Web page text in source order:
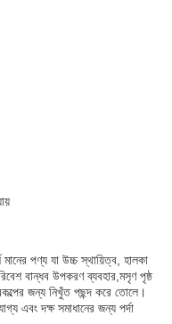
মানের পণ্য যা উচ্চ স্থায়িত্ব, হালকা
বান্ধব উপকরণ ব্যবহার,মসৃণ পৃষ্ঠ
জন্য নিখুঁত পছন্দ করে তোলে।
এবং দক্ষ সমাধানের জন্য পর্দা